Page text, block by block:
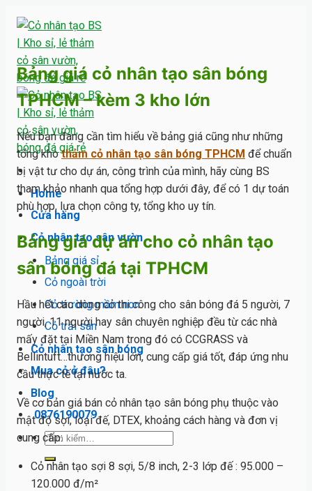
Skip
to
content
Home
Cửa hàng
Cỏ nhân tạo sân vườn
Bảng giá sỉ
Cỏ ngoài trời
Cỏ trường mầm non
Cỏ trải sàn
Cỏ nhân tạo sân bóng
Mua cỏ ở đâu?
Blog
0876190079
Tìm
kiếm:
Bảng giá cỏ nhân tạo sân bóng
TPHCM – kèm 3 kho lớn
Nếu bạn đang cần tìm hiểu về bảng giá cũng như những
tổng khothảm cỏ nhân tạo sân bóng TPHCM để chuẩn
bị vật tư cho dự án, công trình của mình, hãy cùng BS
tham khảo nhanh qua tổng hợp dưới đây, để có 1 dự toán
phù hợp, lựa chọn công ty, tổng kho uy tín.
Bảng giá dự án cho cỏ nhân tạo
sân bóng đá tại TPHCM
Hầu hết các dòng cỏ thi công cho sân bóng đá 5 người, 7
người, 11 người hay sân chuyên nghiệp đều từ các nhà
mấy đặt tại Miền Nam trong đó có CCGRASS và
Bellintuft…thương hiệu lớn, cung cấp giá tốt, đáp ứng nhu
cầu thực tế tại nước ta.
Về cơ bản giá bán cỏ nhân tạo sân bóng phụ thuộc vào
mật độ sợi, loại đế, DTEX, khoảng cách hàng và đơn vị
cung cấp:
Cỏ nhân tạo sợi 8 sợi, 5/8 inch, 2-3 lớp đế : 95.000 –
120.000 đ/m²